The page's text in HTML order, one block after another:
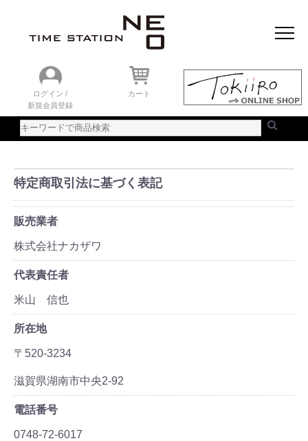
ログイン /
新規会員登録
カート
特定商取引法に基づく表記
販売業者
株式会社ナカザワ
代表責任者
米山 信也
所在地
〒520-3234
滋賀県湖南市中央2-92
電話番号
0748-72-6017
おすすめアイテム
ニュース＆トピック
時計を探す
ランキング
ご利用ガイド